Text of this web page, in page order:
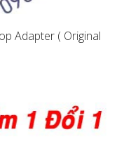
Adapter ( Original